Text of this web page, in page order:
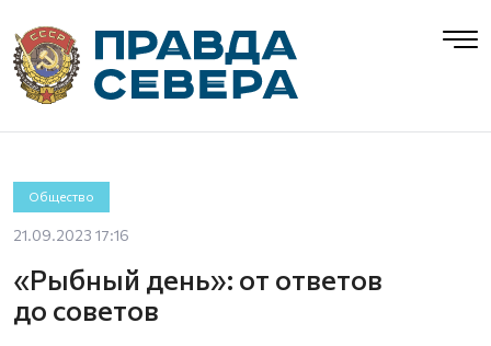
Общество
21.09.2023 17:16
«Рыбный день»: от ответов
до советов